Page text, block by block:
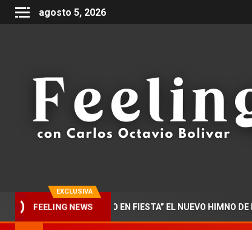
agosto 5, 2026
EXCLUSIVA
FEELING NEWS
“DOCTORADO EN FIESTA” EL NUEVO HIMNO DE LA